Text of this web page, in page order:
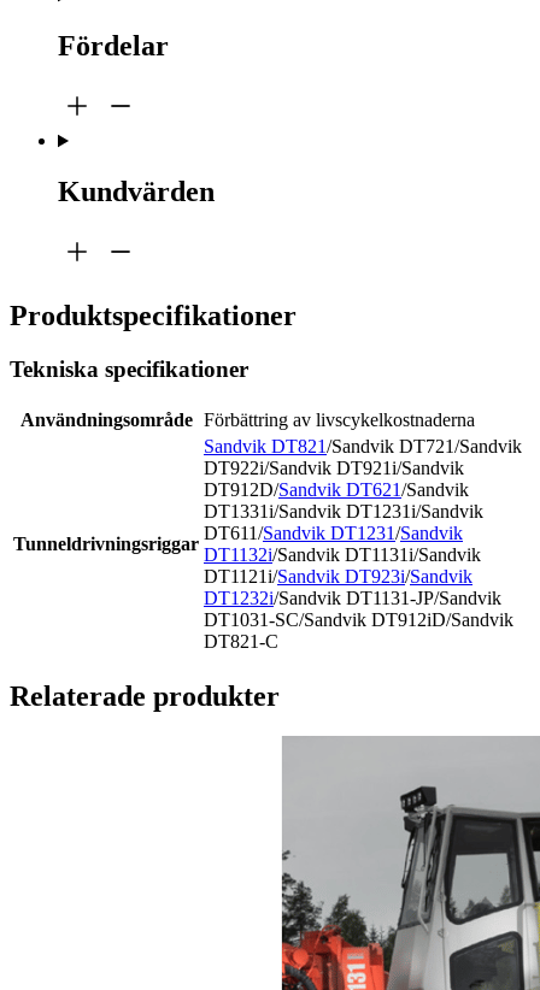
Fördelar
Kundvärden
Produktspecifikationer
Tekniska specifikationer
Användningsområde Förbättring av livscykelkostnaderna
Tunneldrivningsriggar
Sandvik DT821/Sandvik DT721/Sandvik
DT922i/Sandvik DT921i/Sandvik
DT912D/Sandvik DT621/Sandvik
DT1331i/Sandvik DT1231i/Sandvik
DT611/Sandvik DT1231/Sandvik
DT1132i/Sandvik DT1131i/Sandvik
DT1121i/Sandvik DT923i/Sandvik
DT1232i/Sandvik DT1131-JP/Sandvik
DT1031-SC/Sandvik DT912iD/Sandvik
DT821-C
Relaterade produkter